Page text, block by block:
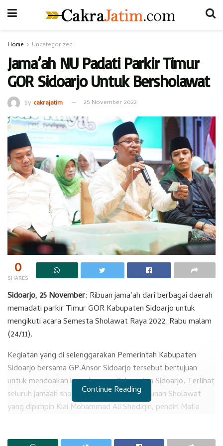
Home Uncategorized
Jama’ah NU Padati Parkir Timur
GOR Sidoarjo Untuk Bersholawat
by cakrajatim 25 November 2022
0
SHARES
Sidoarjo, 25 November: Ribuan jama’ah dari berbagai daerah
memadati parkir Timur GOR Kabupaten Sidoarjo untuk
mengikuti acara Semesta Sholawat Raya 2022, Rabu malam
(24/11).
Kegiatan yang di selenggarakan Pemerintah Kabupaten
Sidoarjo bersama GP.Ansor Sidoarjo tersebut bertujuan
untuk mendoakan kemakmuran Kabupaten Sidoarjo. Terlihat
seluruh jamaah sholawat larut dalam lantunan Sholawat
yang dipimpin Kiai Mohammad Ali Shodiqin, pendiri Mafia
Continue Reading